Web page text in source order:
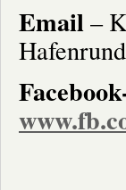
Email–